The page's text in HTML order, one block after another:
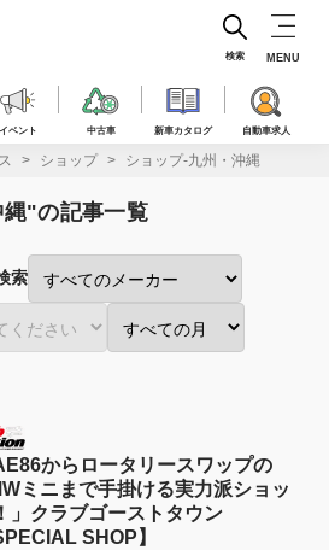
イベント 中古車 新車カタログ 自動車求人
検索 MENU
ショップ ショップ-九州・沖縄
"の記事一覧
索
からロータリースワップの
ミニまで手掛ける実力派ショッ
」クラブゴーストタウン
SHOP】